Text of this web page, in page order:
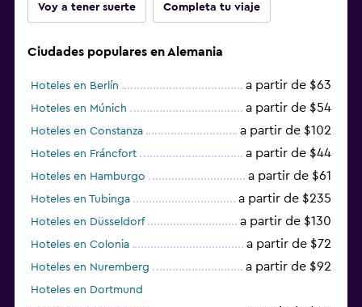
Voy a tener suerte Completa tu viaje
Ciudades populares en Alemania
Hoteles en Berlín a partir de $63
Hoteles en Múnich a partir de $54
Hoteles en Constanza a partir de $102
Hoteles en Fráncfort a partir de $44
Hoteles en Hamburgo a partir de $61
Hoteles en Tubinga a partir de $235
Hoteles en Düsseldorf a partir de $130
Hoteles en Colonia a partir de $72
Hoteles en Nuremberg a partir de $92
Hoteles en Dortmund